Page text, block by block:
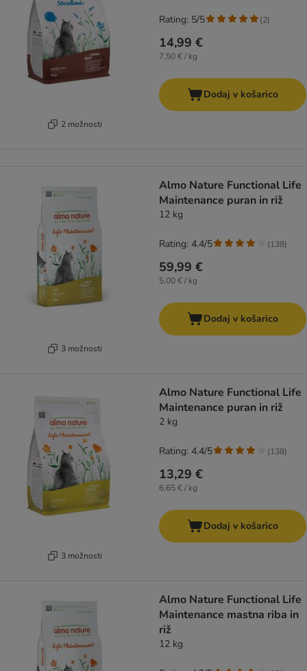
2 možnosti
14,99 €
7,50 € / kg
Rating: 5/5 (2)
Dodaj v košarico
3 možnosti
Almo Nature Functional Life
Maintenance puran in riž
12 kg
59,99 €
5,00 € / kg
Rating: 4.4/5 (138)
Dodaj v košarico
3 možnosti
Almo Nature Functional Life
Maintenance puran in riž
2 kg
13,29 €
6,65 € / kg
Rating: 4.4/5 (138)
Dodaj v košarico
Almo Nature Functional Life
Maintenance mastna riba in
riž
12 kg